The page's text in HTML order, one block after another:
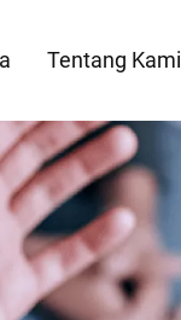
Tentang Kami